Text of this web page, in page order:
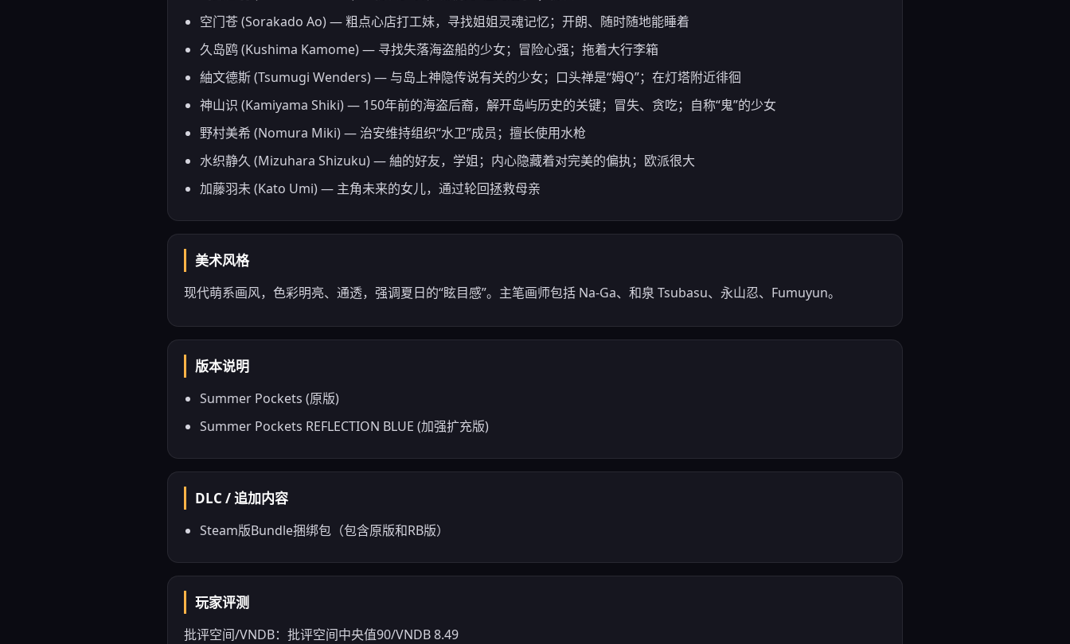
空门苍 (Sorakado Ao) — 粗点心店打工妹，寻找姐姐灵魂记忆；开朗、随时随地能睡着
久岛鸥 (Kushima Kamome) — 寻找失落海盗船的少女；冒险心强；拖着大行李箱
紬文德斯 (Tsumugi Wenders) — 与岛上神隐传说有关的少女；口头禅是“姆Q”；在灯塔附近徘徊
神山识 (Kamiyama Shiki) — 150年前的海盗后裔，解开岛屿历史的关键；冒失、贪吃；自称“鬼”的少女
野村美希 (Nomura Miki) — 治安维持组织“水卫”成员；擅长使用水枪
水织静久 (Mizuhara Shizuku) — 紬的好友，学姐；内心隐藏着对完美的偏执；欧派很大
加藤羽未 (Kato Umi) — 主角未来的女儿，通过轮回拯救母亲
美术风格
现代萌系画风，色彩明亮、通透，强调夏日的“眩目感”。主笔画师包括 Na-Ga、和泉 Tsubasu、永山忍、Fumuyun。
版本说明
Summer Pockets (原版)
Summer Pockets REFLECTION BLUE (加强扩充版)
DLC / 追加内容
Steam版Bundle捆绑包（包含原版和RB版）
玩家评测
批评空间/VNDB：批评空间中央值90/VNDB 8.49